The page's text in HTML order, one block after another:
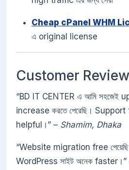
Cheap cPanel WHM
এ original license
Customer
“BD IT CENTER এ আমি সহজেই
increase করতে পেরেছি।
helpful।” – Shamim, Dhaka
“Website migration free পেয়েছি
WordPress সাইট অনেক faster।”